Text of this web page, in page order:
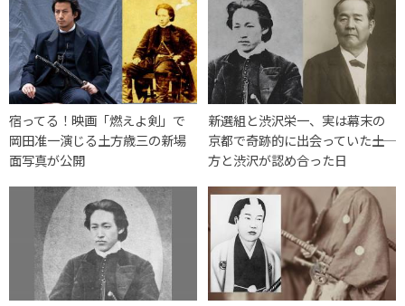
宿ってる！映画「燃えよ剣」で
岡田准一演じる土方歳三の新場
面写真が公開
新選組と渋沢栄一、実は幕末の
京都で奇跡的に出会っていた――土
方と渋沢が認め合った日